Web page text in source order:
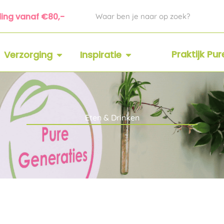
vanaf €80,- Zoeken
Verzorging OPEN VERZORGING
Inspiratie OPEN INSPIRATIEPraktijk
Eten & Drinken